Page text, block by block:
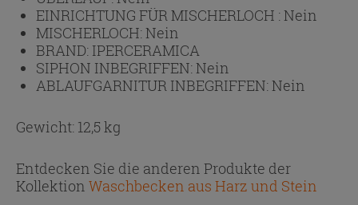
EINRICHTUNG FÜR MISCHERLOCH :Nein
MISCHERLOCH:Nein
BRAND: IPERCERAMICA
SIPHON INBEGRIFFEN:Nein
ABLAUFGARNITUR INBEGRIFFEN:Nein
Gewicht: 12,5 kg
Entdecken Sie die anderen Produkte der
Kollektion Waschbecken aus Harz und Stein